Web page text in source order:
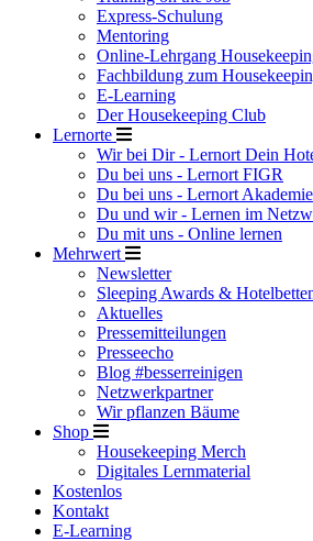
Express-Schulung
Mentoring
Online-Lehrgang
Fachbildung zum
E-Learning
Der Housekeeping Club
Lernorte
Wir bei Dir - Lernort Dein
Du bei uns - Lernort FIGR
Du bei uns - Lernort Akademie
Du und wir - Lernen im
Du mit uns - Online lernen
Mehrwert
Newsletter
Sleeping Awards &
Aktuelles
Pressemitteilungen
Presseecho
Blog #besserreinigen
Netzwerkpartner
Wir pflanzen Bäume
Shop
Housekeeping Merch
Digitales Lernmaterial
Kostenlos
Kontakt
E-Learning